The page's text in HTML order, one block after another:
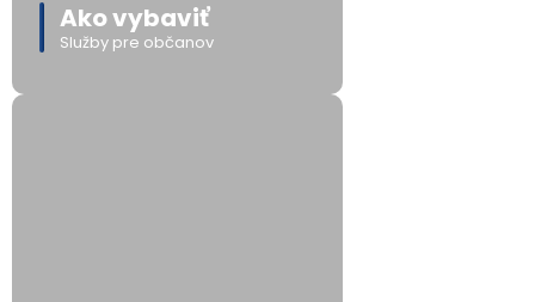
Ako vybaviť
Služby pre občanov